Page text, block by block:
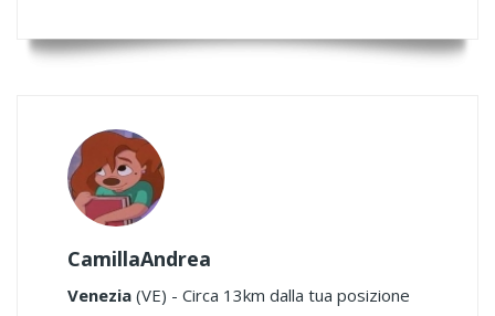
CamillaAndrea
Venezia (VE) - Circa 13km dalla tua posizione